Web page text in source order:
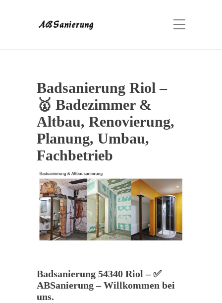
Badsanierung Riol –
🥇 Badezimmer &
Altbau, Renovierung,
Planung, Umbau,
Fachbetrieb
Badsanierung 54340 Riol – ✅
ABSanierung – Willkommen bei
uns.